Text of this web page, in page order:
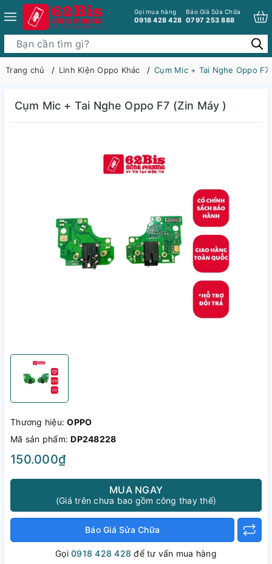
Gọi mua hàng
0918 428 428
Báo Giá Sửa Chữa
0797 253 888
Trang chủ Linh Kiện Oppo Khác Cụm Mic + Tai Nghe Oppo
Cụm Mic + Tai Nghe Oppo F7 (Zin Máy )
Thương hiệu:OPPO
Mã sản phẩm:DP248228
150.000₫
MUA NGAY
(Giá trên chưa bao gồm công thay thế)
Báo Giá Sửa Chữa
Gọi0918 428 428 để tư vấn mua hàng